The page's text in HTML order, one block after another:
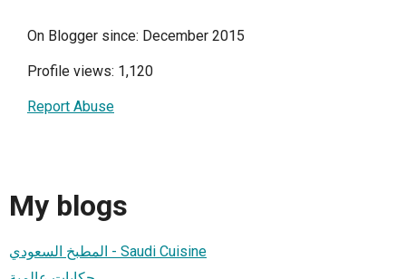
On Blogger since: December 2015
Profile views: 1,120
Report Abuse
My blogs
المطبخ السعودي - Saudi Cuisine